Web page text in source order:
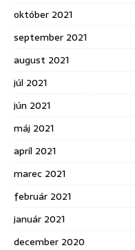
október 2021
september 2021
august 2021
júl 2021
jún 2021
máj 2021
apríl 2021
marec 2021
február 2021
január 2021
december 2020